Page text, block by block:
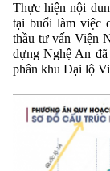
Thực hiện nội
tại buổi làm việc
thầu tư vấn Viện
dựng Nghệ An
phân khu Đại lộ